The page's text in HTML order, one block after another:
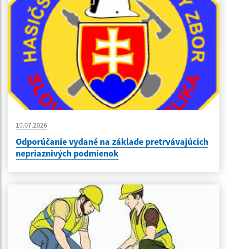
10.07.2026
Odporúčanie vydané na základe pretrvávajúcich
nepriaznivých podmienok